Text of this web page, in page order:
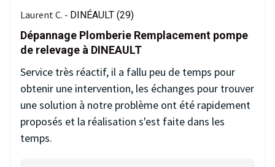
Laurent C. - DINÉAULT (29)
Dépannage Plomberie Remplacement pompe
de relevage à DINEAULT
Service très réactif, il a fallu peu de temps pour
obtenir une intervention, les échanges pour trouver
une solution à notre problème ont été rapidement
proposés et la réalisation s'est faite dans les
temps.